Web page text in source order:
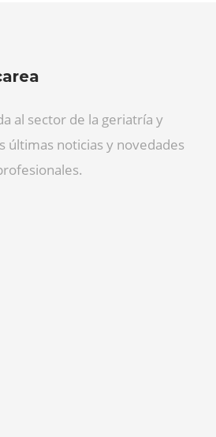
al sector de la geriatría y
últimas noticias y novedades